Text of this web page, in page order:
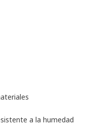
a la humedad